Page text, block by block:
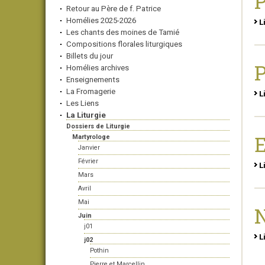
Retour au Père de f. Patrice
Homélies 2025-2026
Les chants des moines de Tamié
Compositions florales liturgiques
Billets du jour
Homélies archives
Enseignements
La Fromagerie
Les Liens
La Liturgie
Dossiers de Liturgie
Martyrologe
Janvier
Février
Mars
Avril
Mai
Juin
j01
j02
Pothin